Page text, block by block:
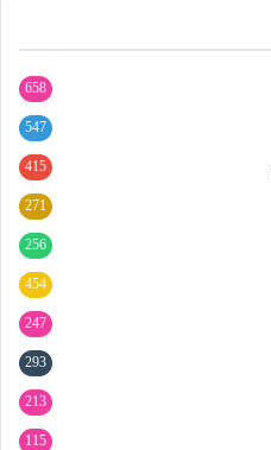
658
547
415
271
256
454
247
293
213
115